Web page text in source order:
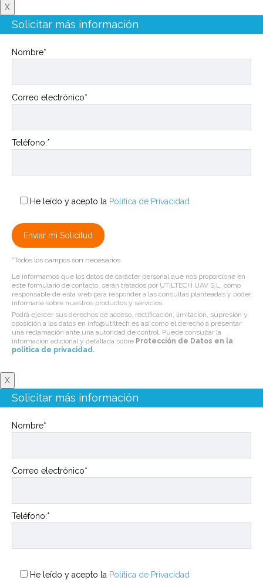
X
Solicitar más información
Nombre*
Correo electrónico*
Teléfono:*
He leído y acepto la Política de Privacidad
*Todos los campos son necesarios
Le informamos que los datos de carácter personal que nos proporcione en
este formulario de contacto, serán tratados por UTILTECH UAV S.L. como
responsable de esta web para responder a las consultas planteadas y poder
informarle sobre nuestros productos y servicios.
Podrá ejercer sus derechos de acceso, rectificación, limitación, supresión y
oposición a los datos en info@utiltech.es así como el derecho a presentar
una reclamación ante una autoridad de control. Puede consultar la
información adicional y detallada sobre Protección de Datos en la
politica de privacidad.
X
Solicitar más información
Nombre*
Correo electrónico*
Teléfono:*
He leído y acepto la Política de Privacidad